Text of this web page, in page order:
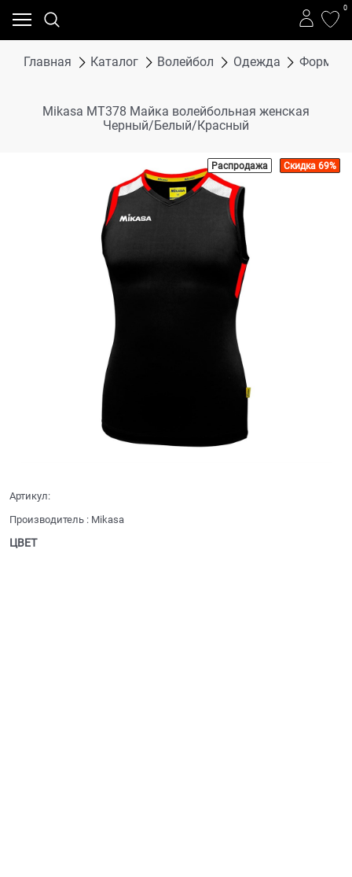
0
Главная Каталог Волейбол Одежда Форма
Mikasa MT378 Майка волейбольная женская
Черный/Белый/Красный
Распродажа Скидка 69%
Артикул:
Производитель : Mikasa
ЦВЕТ